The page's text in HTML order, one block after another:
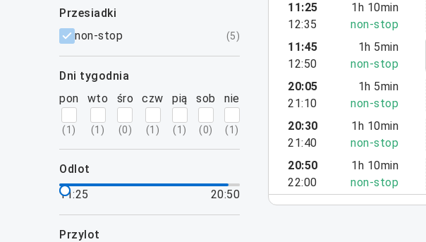
filtry
przesiadki
non-stop
(5)
dni tygodnia
pon
(1 )
wto
(1 )
śro
(0)
czw
(1 )
pią
(1 )
sob
(0)
nie
(1 )
odlot
11:25
20:50
przylot
11:25
12:35
1h 10min
non-stop
11:45
12:50
1h 5min
non-stop
20:05
21:10
1h 5min
non-stop
20:30
21:40
1h 10min
non-stop
20:50
22:00
1h 10min
non-stop